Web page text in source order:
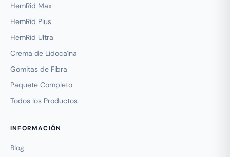
HemRid Max
HemRid Plus
HemRid Ultra
Crema de Lidocaína
Gomitas de Fibra
Paquete Completo
Todos los Productos
INFORMACIÓN
Blog